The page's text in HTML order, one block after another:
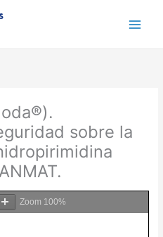
sobre la
Zoom 100%